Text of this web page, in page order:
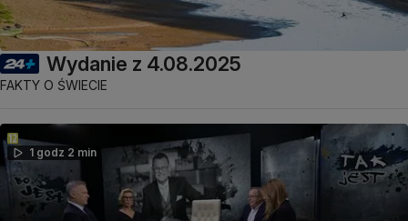
Wydanie z 4.08.2025
FAKTY O ŚWIECIE
1 godz 2 min